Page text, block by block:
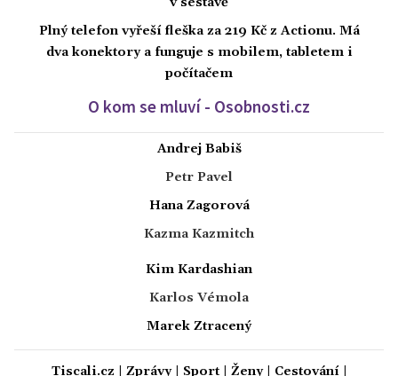
Plný telefon vyřeší fleška za 219 Kč z Actionu. Má
dva konektory a funguje s mobilem, tabletem i
počítačem
O kom se mluví - Osobnosti.cz
Andrej Babiš
Petr Pavel
Hana Zagorová
Kazma Kazmitch
Kim Kardashian
Karlos Vémola
Marek Ztracený
Tiscali.cz Zprávy| Sport| Ženy| Cestování|